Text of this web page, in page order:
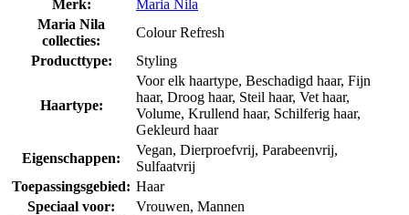
Merk:
Maria Nila
Maria Nila
collecties:
Colour Refresh
Producttype:
Styling
Haartype:
Voor elk haartype, Beschadigd haar, Fijn
haar, Droog haar, Steil haar, Vet haar,
Volume, Krullend haar, Schilferig haar,
Gekleurd haar
Eigenschappen:
Vegan, Dierproefvrij, Parabeenvrij,
Sulfaatvrij
Toepassingsgebied: Haar
Speciaal voor:
Vrouwen, Mannen